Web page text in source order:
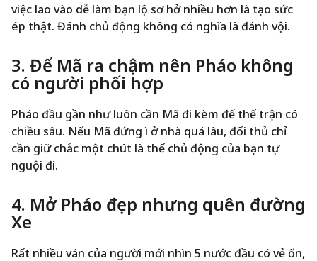
việc lao vào dễ làm bạn lộ sơ hở nhiều hơn là tạo sức
ép thật. Đánh chủ động không có nghĩa là đánh vội.
3. Để Mã ra chậm nên Pháo không
có người phối hợp
Pháo đầu gần như luôn cần Mã đi kèm để thế trận có
chiều sâu. Nếu Mã đứng ì ở nhà quá lâu, đối thủ chỉ
cần giữ chắc một chút là thế chủ động của bạn tự
nguội đi.
4. Mở Pháo đẹp nhưng quên đường
Xe
Rất nhiều ván của người mới nhìn 5 nước đầu có vẻ ổn,